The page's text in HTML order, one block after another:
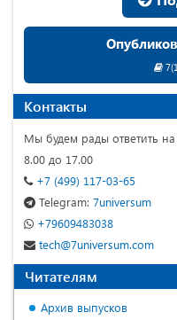
Контакты
Мы будем рады ответить
8.00 до 17.00
+7 (499) 117-03-65
Telegram: 7universum
+79609483038
tech@7universum.com
Читателям
Архив выпусков